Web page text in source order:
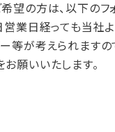
望の方は、以下のフ
営業日経っても当社
等が考えられますの
願いいたします。